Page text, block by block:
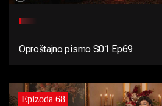
Oproštajno pismo S01 Ep69
Epizoda 68